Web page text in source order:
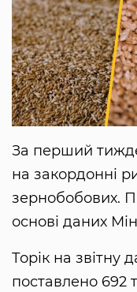
За перший
на закордонні
зернобобових.
основі даних
Торік на звітну
поставлено 692